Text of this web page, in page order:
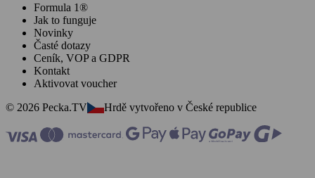
Formula 1®
Jak to funguje
Novinky
Časté dotazy
Ceník, VOP a GDPR
Kontakt
Aktivovat voucher
© 2026 Pecka.TV
Hrdě vytvořeno v České republice